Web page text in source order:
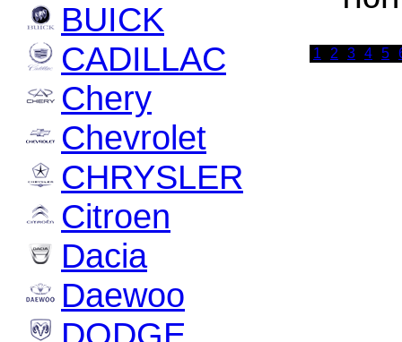
BUICK
CADILLAC
Chery
Chevrolet
CHRYSLER
Citroen
Dacia
Daewoo
1 2 3 4 5